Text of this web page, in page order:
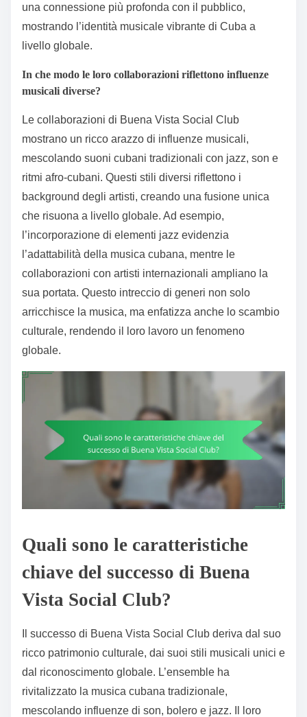
una connessione più profonda con il pubblico,
mostrando l’identità musicale vibrante di Cuba a
livello globale.
In che modo le loro collaborazioni riflettono influenze
musicali diverse?
Le collaborazioni di Buena Vista Social Club
mostrano un ricco arazzo di influenze musicali,
mescolando suoni cubani tradizionali con jazz, son e
ritmi afro-cubani. Questi stili diversi riflettono i
background degli artisti, creando una fusione unica
che risuona a livello globale. Ad esempio,
l’incorporazione di elementi jazz evidenzia
l’adattabilità della musica cubana, mentre le
collaborazioni con artisti internazionali ampliano la
sua portata. Questo intreccio di generi non solo
arricchisce la musica, ma enfatizza anche lo scambio
culturale, rendendo il loro lavoro un fenomeno
globale.
Quali sono le caratteristiche
chiave del successo di Buena
Vista Social Club?
Il successo di Buena Vista Social Club deriva dal suo
ricco patrimonio culturale, dai suoi stili musicali unici e
dal riconoscimento globale. L’ensemble ha
rivitalizzato la musica cubana tradizionale,
mescolando influenze di son, bolero e jazz. Il loro